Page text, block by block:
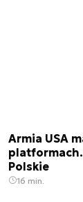
Armia USA
Polskie
16 min.